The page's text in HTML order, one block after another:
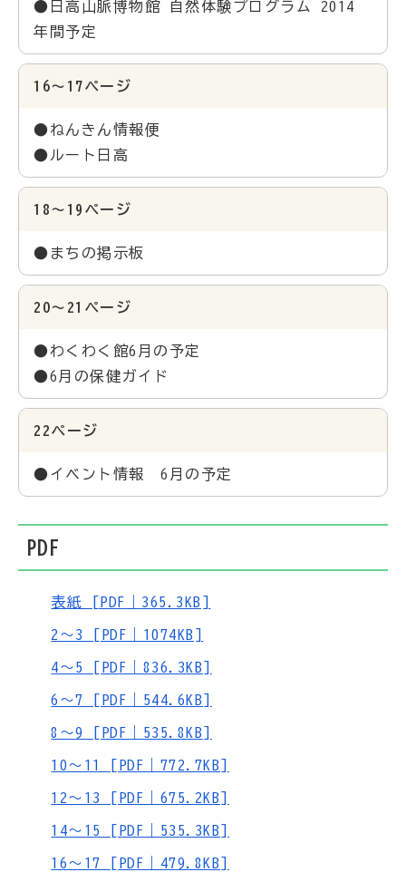
●日高山脈博物館 自然体験プログラム 2014
年間予定
16～17ページ
●ねんきん情報便
●ルート日高
18～19ページ
●まちの掲示板
20～21ページ
●わくわく館6月の予定
●6月の保健ガイド
22ページ
●イベント情報 6月の予定
PDF
表紙 [PDF｜365.3KB]
2～3 [PDF｜1074KB]
4～5 [PDF｜836.3KB]
6～7 [PDF｜544.6KB]
8～9 [PDF｜535.8KB]
10～11 [PDF｜772.7KB]
12～13 [PDF｜675.2KB]
14～15 [PDF｜535.3KB]
16～17 [PDF｜479.8KB]